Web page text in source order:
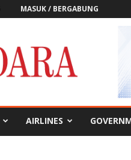
MASUK / BERGABUNG
AIRLINES